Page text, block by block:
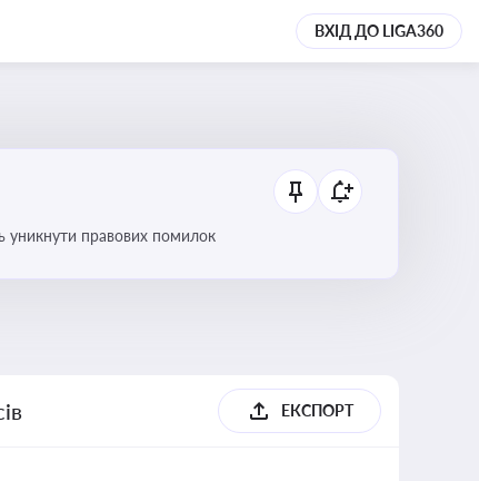
ВХІД ДО LIGA360
уникнути правових помилок
ЕКСПОРТ